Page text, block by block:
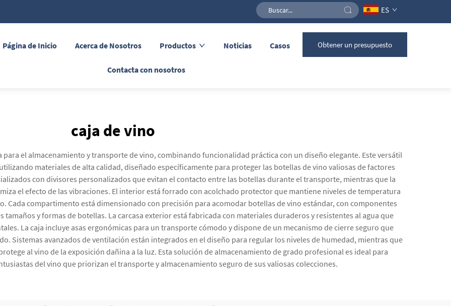
ES
Página de Inicio Acerca de Nosotros Productos Noticias Casos
Contacta con nosotros
Obtener un presupuesto
caja de vino
el almacenamiento y transporte de vino, combinando funcionalidad práctica con un diseño elegante. Este versátil
materiales de alta calidad, diseñado específicamente para proteger las botellas de vino valiosas de factores
con divisores personalizados que evitan el contacto entre las botellas durante el transporte, mientras que la
el efecto de las vibraciones. El interior está forrado con acolchado protector que mantiene niveles de temperatura
Cada compartimento está dimensionado con precisión para acomodar botellas de vino estándar, con componentes
y formas de botellas. La carcasa exterior está fabricada con materiales duraderos y resistentes al agua que
La caja incluye asas ergonómicas para un transporte cómodo y dispone de un mecanismo de cierre seguro que
Sistemas avanzados de ventilación están integrados en el diseño para regular los niveles de humedad, mientras que
al vino de la exposición dañina a la luz. Esta solución de almacenamiento de grado profesional es ideal para
del vino que priorizan el transporte y almacenamiento seguro de sus valiosas colecciones.